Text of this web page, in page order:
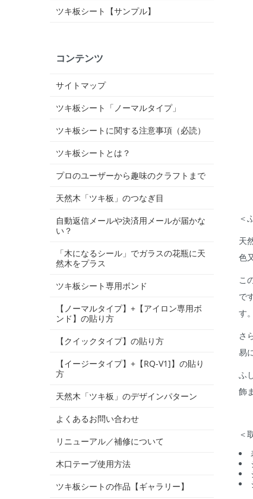
＜
天
色
こ
で
す。
さ
易
ふ
飾
＜
ツキ板シート【サンプル】
コンテンツ
サイトマップ
ツキ板シート「ノーマルタイプ」
ツキ板シートに関する注意事項（必読）
ツキ板シートとは？
プロのユーザーから趣味のクラフトまで
天然木「ツキ板」のつなぎ目
自動返信メールや決済用メールが届かな
い？
「木になるシール」でガラスの花瓶に天
然木をプラス
ツキ板シート専用ボンド
【ノーマルタイプ】+【アイロン専用ボ
ンド】の貼り方
【クイックタイプ】の貼り方
【イージータイプ】+【RQ-V1]】の貼り
方
天然木「ツキ板」のデザインパターン
よくあるお問い合わせ
リニューアル／補修について
木口テープ使用方法
ツキ板シートの作品【ギャラリー】